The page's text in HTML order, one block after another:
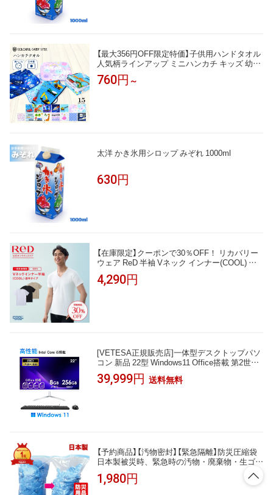
【最大356円OFF限定特価】子供用ハンドタオル
人気柄ラインアップ ミニハンカチ キッズ 幼児
子 小学生 幼稚園 保育園 男の子 女の子 入学祝
い 入園グッズ 入園準備 小学校
760円 ～
太洋 かき氷用シロップ みぞれ 1000ml
630円
【在庫限定】クーポンで30％OFF！ リカバリー
ウェア ReD 半袖 Vネック インナー(COOL) 通
年タイプ メンズ 男性 夏 夏用 血行促進 疲労回
復 誕生日 下着 薄手 プレゼント ギフト 一般医
4,290円
[VETESA正規販売店]一体型デスクトップパソ
コン 新品 22型 Windows11 Office搭載 第2世代
Core i5 メモリ8GB SSD256GB キーボードとマ
ウス付属
39,999円 送料無料
【予約商品】【汚物密封】【緊急隔離】防災圧縮袋
日本製被災時、緊急時の汚物・廃棄物・生ゴミ
を圧縮！廃棄までの10日間に耐える！防災圧
縮袋 5枚入【安心の日本製】
1,980円